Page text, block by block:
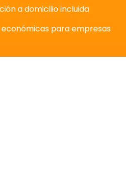
a domicilio incluida
económicas para empresas